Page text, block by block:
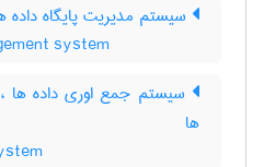
سیستم مدیریت پایگاه داده
system
سیستم جمع اوری داده
ها